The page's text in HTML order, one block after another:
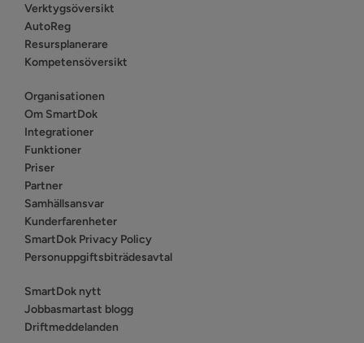
Verktygsöversikt
AutoReg
Resursplanerare
Kompetensöversikt
Organisationen
Om SmartDok
Integrationer
Funktioner
Priser
Partner
Samhällsansvar
Kunderfarenheter
SmartDok Privacy Policy
Personuppgiftsbiträdesavtal
SmartDok nytt
Jobbasmartast blogg
Driftmeddelanden